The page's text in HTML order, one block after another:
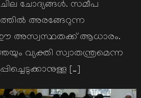
ചോദ്യങ്ങള്‍. സമീപ
അരങ്ങേറുന്ന
ഈ അസ്വസ്ഥതക്ക് ആധാരം.
വ്യക്തി സ്വാതന്ത്രമെന്ന
[…]